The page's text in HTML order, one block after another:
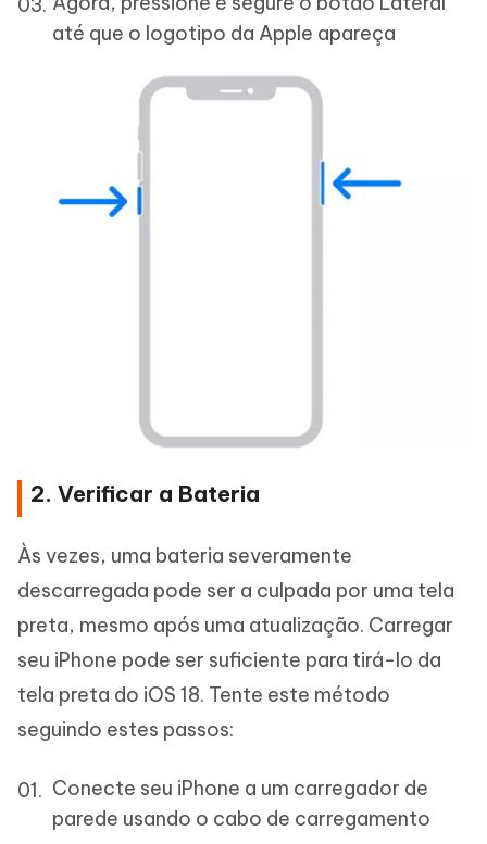
até que o logotipo da Apple apareça
2. Verificar a Bateria
Às vezes, uma bateria severamente
descarregada pode ser a culpada por uma tela
preta, mesmo após uma atualização. Carregar
seu iPhone pode ser suficiente para tirá-lo da
tela preta do iOS 18. Tente este método
seguindo estes passos:
Conecte seu iPhone a um carregador de
parede usando o cabo de carregamento